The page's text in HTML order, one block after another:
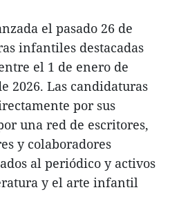
el pasado 26 de
infantiles destacadas
el 1 de enero de
2026. Las candidaturas
por sus
una red de escritores,
y colaboradores
al periódico y activos
y el arte infantil